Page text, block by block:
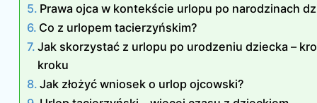
Prawa ojca w kontekście urlopu po narodzinach
Co z urlopem tacierzyńskim?
Jak skorzystać z urlopu po urodzeniu dziecka –
kroku
Jak złożyć wniosek o urlop ojcowski?